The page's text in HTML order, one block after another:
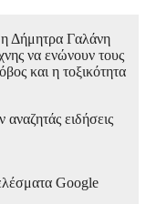
η Δήμητρα Γαλάνη
να ενώνουν τους
και η τοξικότητα
ειδήσεις
Google